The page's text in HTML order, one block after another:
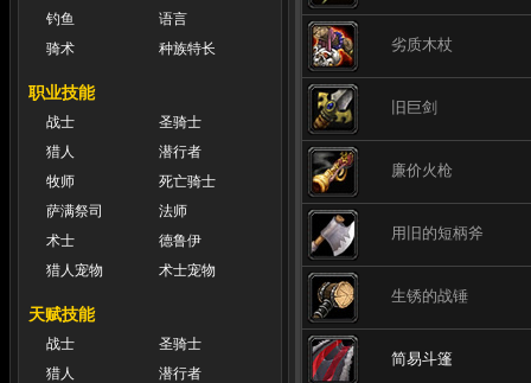
钓鱼
语言
骑术
种族特长
职业技能
战士
圣骑士
猎人
潜行者
牧师
死亡骑士
萨满祭司
法师
术士
德鲁伊
猎人宠物
术士宠物
天赋技能
战士
圣骑士
猎人
潜行者
劣质木杖
旧巨剑
廉价火枪
用旧的短柄斧
生锈的战锤
简易斗篷